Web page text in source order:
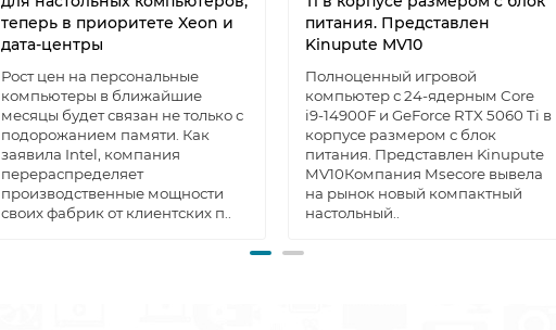
теперь в приоритете Xeon и
дата-центры
Рост цен на персональные
компьютеры в ближайшие
месяцы будет связан не только с
подорожанием памяти. Как
заявила Intel, компания
перераспределяет
производственные мощности
своих фабрик от клиентских п..
питания. Представлен
Kinupute MV10
Полноценный игровой
компьютер с 24-ядерным Core
i9-14900F и GeForce RTX 5060 Ti в
корпусе размером с блок
питания. Представлен Kinupute
MV10Компания Msecore вывела
на рынок новый компактный
настольный..